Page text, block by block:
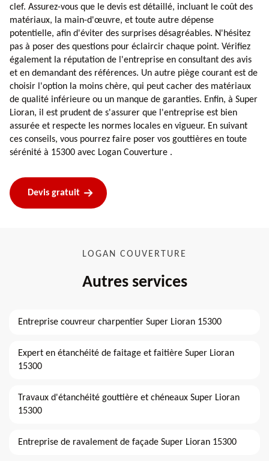
clef. Assurez-vous que le devis est détaillé, incluant le coût des
matériaux, la main-d'œuvre, et toute autre dépense
potentielle, afin d'éviter des surprises désagréables. N'hésitez
pas à poser des questions pour éclaircir chaque point. Vérifiez
également la réputation de l'entreprise en consultant des avis
et en demandant des références. Un autre piège courant est de
choisir l'option la moins chère, qui peut cacher des matériaux
de qualité inférieure ou un manque de garanties. Enfin, à Super
Lioran, il est prudent de s'assurer que l'entreprise est bien
assurée et respecte les normes locales en vigueur. En suivant
ces conseils, vous pourrez faire poser vos gouttières en toute
sérénité à 15300 avec Logan Couverture .
Devis gratuit
LOGAN COUVERTURE
Autres services
Entreprise couvreur charpentier Super Lioran 15300
Expert en étanchéité de faitage et faitière Super Lioran
15300
Travaux d'étanchéité gouttière et chéneaux Super Lioran
15300
Entreprise de ravalement de façade Super Lioran 15300